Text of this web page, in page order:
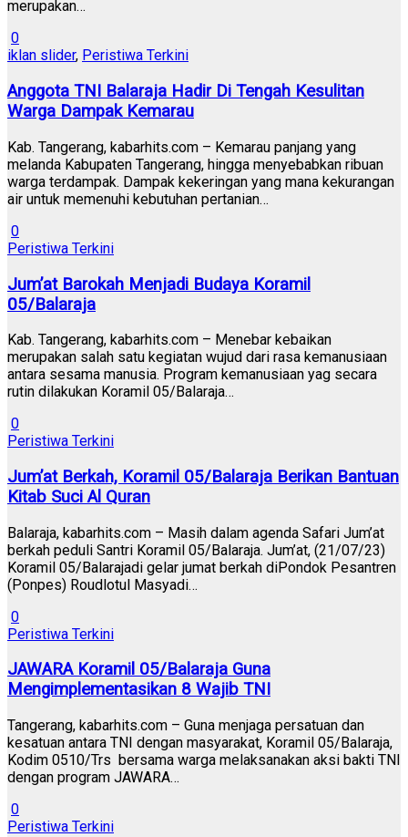
merupakan…
0
iklan slider, Peristiwa Terkini
Anggota TNI Balaraja Hadir Di Tengah Kesulitan
Warga Dampak Kemarau
Kab. Tangerang, kabarhits.com – Kemarau panjang yang
melanda Kabupaten Tangerang, hingga menyebabkan ribuan
warga terdampak. Dampak kekeringan yang mana kekurangan
air untuk memenuhi kebutuhan pertanian…
0
Peristiwa Terkini
Jum’at Barokah Menjadi Budaya Koramil
05/Balaraja
Kab. Tangerang, kabarhits.com – Menebar kebaikan
merupakan salah satu kegiatan wujud dari rasa kemanusiaan
antara sesama manusia. Program kemanusiaan yag secara
rutin dilakukan Koramil 05/Balaraja…
0
Peristiwa Terkini
Jum’at Berkah, Koramil 05/Balaraja Berikan Bantuan
Kitab Suci Al Quran
Balaraja, kabarhits.com – Masih dalam agenda Safari Jum’at
berkah peduli Santri Koramil 05/Balaraja. Jum’at, (21/07/23)
Koramil 05/Balarajadi gelar jumat berkah diPondok Pesantren
(Ponpes) Roudlotul Masyadi…
0
Peristiwa Terkini
JAWARA Koramil 05/Balaraja Guna
Mengimplementasikan 8 Wajib TNI
Tangerang, kabarhits.com – Guna menjaga persatuan dan
kesatuan antara TNI dengan masyarakat, Koramil 05/Balaraja,
Kodim 0510/Trs bersama warga melaksanakan aksi bakti TNI
dengan program JAWARA…
0
Peristiwa Terkini